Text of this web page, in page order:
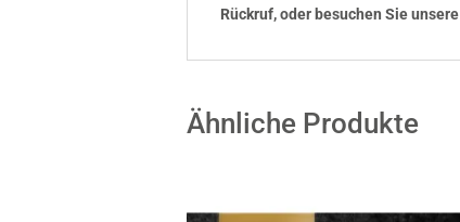
Rückruf, oder besuchen Sie
Ähnliche Produkte